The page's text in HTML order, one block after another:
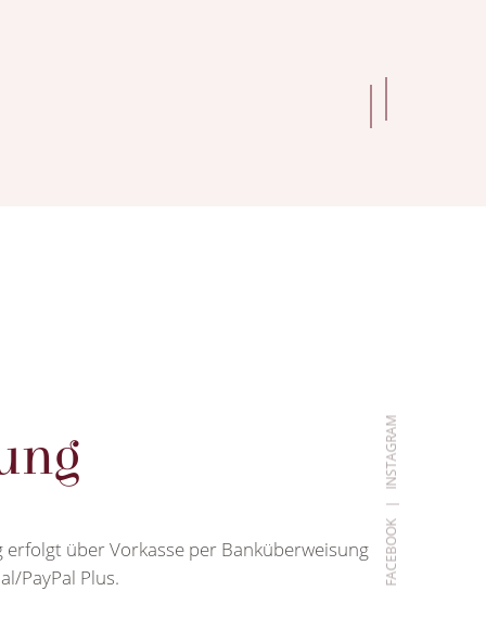
FACEBOOK
|
INSTAGRAM
erfolgt über Vorkasse per Banküberweisung
PayPal Plus.